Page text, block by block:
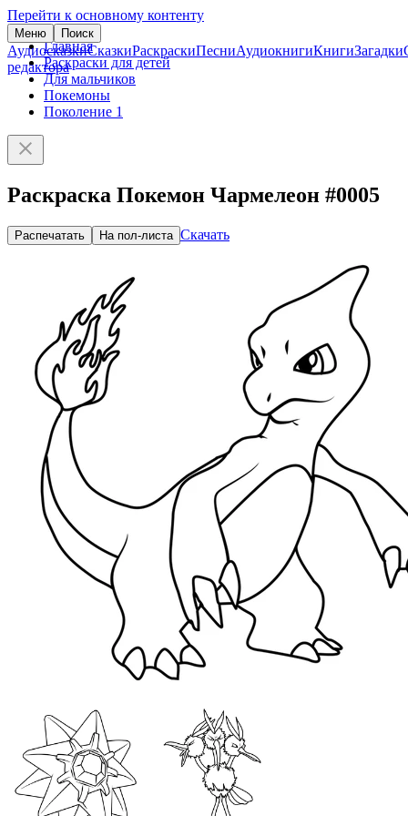
Перейти к основному контенту
Меню Поиск
АудиосказкиСказкиРаскраскиПесниАудиокнигиКнигиЗагадки
редактора
Главная
Раскраски для детей
Для мальчиков
Покемоны
Поколение 1
Раскраска Покемон Чармелеон #0005
Распечатать На пол-листа Скачать